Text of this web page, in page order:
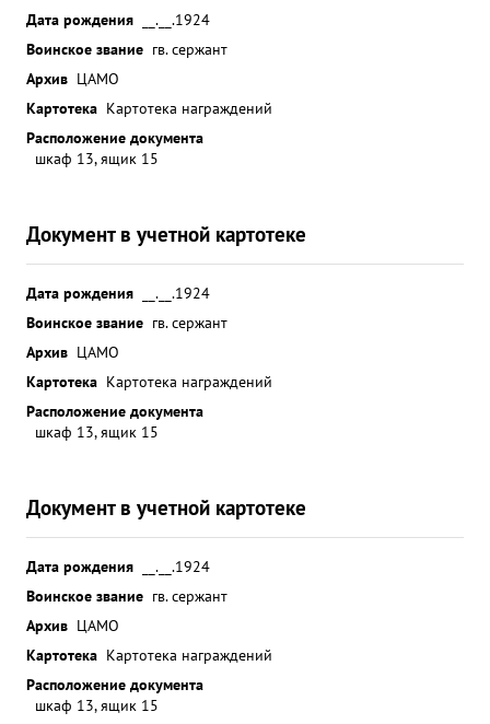
Дата рождения
__.__.1924
Воинское звание гв. сержант
Архив ЦАМО
Картотека Картотека награждений
Расположение документа
шкаф 13, ящик 15
Документ в учетной картотеке
Дата рождения
__.__.1924
Воинское звание гв. сержант
Архив ЦАМО
Картотека Картотека награждений
Расположение документа
шкаф 13, ящик 15
Документ в учетной картотеке
Дата рождения
__.__.1924
Воинское звание гв. сержант
Архив ЦАМО
Картотека Картотека награждений
Расположение документа
шкаф 13, ящик 15